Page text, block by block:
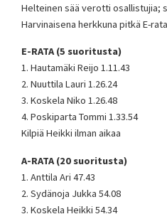
Helteinen sää verotti osallistujia;
Harvinaisena herkkuna pitkä E-
E-RATA (5 suoritusta)
1. Hautamäki Reijo 1.11.43
2. Nuuttila Lauri 1.26.24
3. Koskela Niko 1.26.48
4. Poskiparta Tommi 1.33.54
Kilpiä Heikki ilman aikaa
A-RATA (20 suoritusta)
1. Anttila Ari 47.43
2. Sydänoja Jukka 54.08
3. Koskela Heikki 54.34